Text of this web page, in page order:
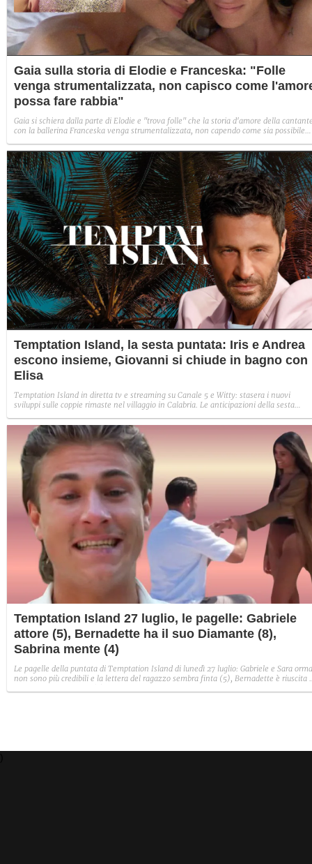
Gaia sulla storia di Elodie e Franceska: "Folle
venga strumentalizzata, non capisco come
possa fare rabbia"
Gaia si schiera dalla parte di Elodie e "trova folle" che la storia d'amore della
con la ballerina Franceska venga strumentalizzata, non capendo come sia possibile
Temptation Island, la sesta puntata: Iris e Andrea
escono insieme, Giovanni si chiude in bagno con
Elisa
Temptation Island in diretta tv e streaming su Canale 5 e Witty: stasera i nuovi
sviluppi sulle coppie rimaste nel villaggio in Calabria. Le anticipazioni della sesta
Sabrina rifiuta il falò con Giovanni e si avvicina a Lory.
Temptation Island 27 luglio, le pagelle: Gabriele
attore (5), Bernadette ha il suo Diamante (8),
Sabrina mente (4)
Le pagelle della puntata di Temptation Island di lunedì 27 luglio: Gabriele e Sara
non sono più credibili e la lettera del ragazzo sembra finta (5), Bernadette è riuscita